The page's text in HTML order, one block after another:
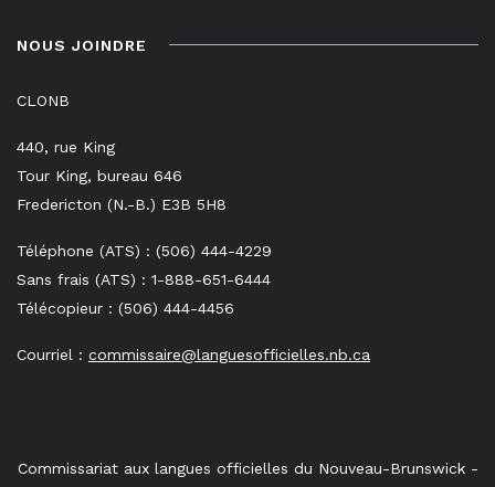
NOUS JOINDRE
CLONB
440, rue King
Tour King, bureau 646
Fredericton (N.-B.) E3B 5H8
Téléphone (ATS) : (506) 444-4229
Sans frais (ATS) : 1-888-651-6444
Télécopieur : (506) 444-4456
Courriel : commissaire@languesofficielles.nb.ca
Commissariat aux langues officielles du Nouveau-Brunswick -